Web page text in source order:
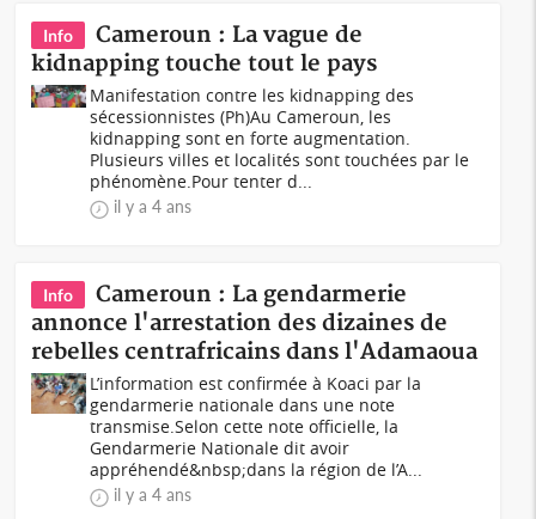
Info
Cameroun : La vague de
kidnapping touche tout le pays
Manifestation contre les kidnapping des
sécessionnistes (Ph)Au Cameroun, les
kidnapping sont en forte augmentation.
Plusieurs villes et localités sont touchées par le
phénomène.Pour tenter d...
il y a 4 ans
Info
Cameroun : La gendarmerie
annonce l'arrestation des dizaines de
rebelles centrafricains dans l'Adamaoua
L’information est confirmée à Koaci par la
gendarmerie nationale dans une note
transmise.Selon cette note officielle, la
Gendarmerie Nationale dit avoir
appréhendé&nbsp;dans la région de l’A...
il y a 4 ans